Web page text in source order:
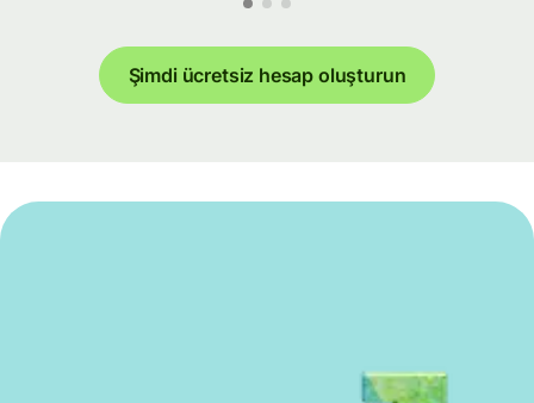
Şimdi ücretsiz hesap oluşturun